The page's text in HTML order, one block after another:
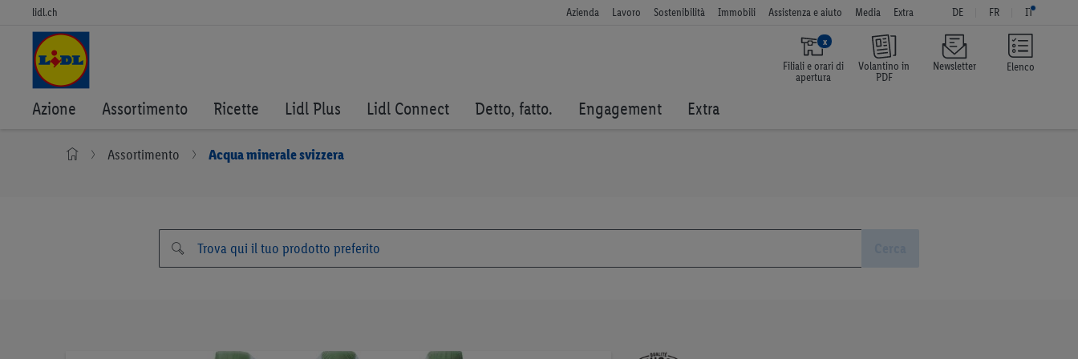
Elenco
lidl.ch Azienda Lavoro Sostenibilità Immobili Assistenza e aiuto Media Extra DE FR IT
x
Filiali e orari di
apertura
Volantino in
PDF
Newsletter
Azione Assortimento Ricette Lidl Plus Lidl Connect Detto, fatto. Engagement Extra
Assortimento Acqua minerale svizzera